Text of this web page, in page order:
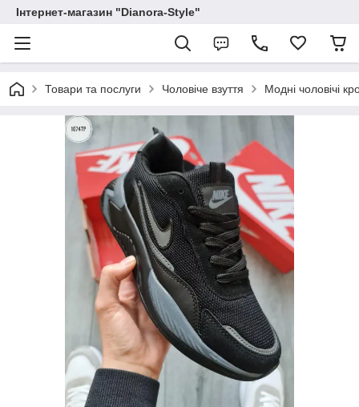
Інтернет-магазин "Dianora-Style"
Товари та послуги Чоловіче взуття Модні чоловічі